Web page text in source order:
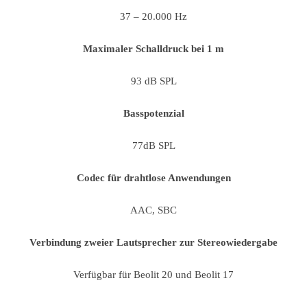
37 – 20.000 Hz
Maximaler Schalldruck bei 1 m
93 dB SPL
Basspotenzial
77dB SPL
Codec für drahtlose Anwendungen
AAC, SBC
Verbindung zweier Lautsprecher zur Stereowiedergabe
Verfügbar für Beolit 20 und Beolit 17